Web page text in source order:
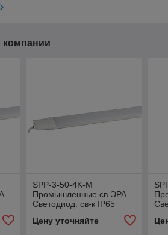
SPP-3-50-4K-M
Промышленные св ЭРА
Светодиод. св-к IP65
1562х75х35 50Вт 4500Лм
4000К матовый
Цену уточняйте